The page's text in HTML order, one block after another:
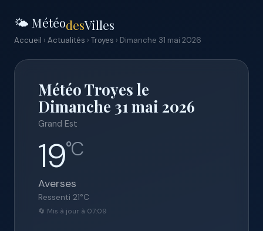
🌤️ MétéodesVilles
Accueil › Actualités › Troyes › Dimanche 31 mai 2026
Météo Troyes le
Dimanche 31 mai 2026
Grand Est
19°C
Averses
Ressenti 21°C
🔄 Mis à jour à 07:09